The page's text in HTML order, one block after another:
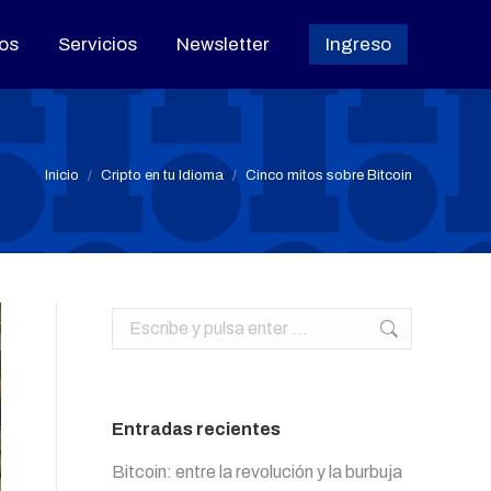
Servicios Newsletter Ingreso
Estás aquí:
Inicio Cripto en tu Idioma Cinco mitos sobre Bitcoin
Buscar:
Entradas recientes
Bitcoin: entre la revolución y la burbuja
Servicios Newsletter Ingreso